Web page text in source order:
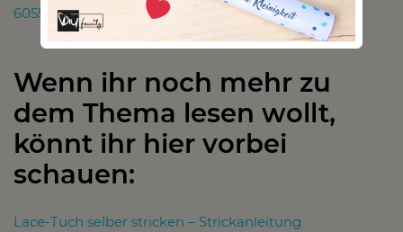
605544/
Wenn ihr noch mehr zu
dem Thema lesen wollt,
könnt ihr hier vorbei
schauen:
Lace-Tuch selber stricken – Strickanleitung